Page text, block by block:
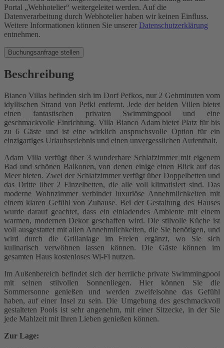
Portal „Webhotelier“ weitergeleitet werden. Auf die
Datenverarbeitung durch Webhotelier haben wir keinen Einfluss.
Weitere Informationen können Sie unserer Datenschutzerklärung
entnehmen.
Buchungsanfrage stellen
Beschreibung
Bianco Villas befinden sich im Dorf Pefkos, nur 2 Gehminuten vom
idyllischen Strand von Pefki entfernt. Jede der beiden Villen bietet
einen fantastischen privaten Swimmingpool und eine
geschmackvolle Einrichtung. Villa Bianco Adam bietet Platz für bis
zu 6 Gäste und ist eine wirklich anspruchsvolle Option für ein
einzigartiges Urlaubserlebnis und einen unvergesslichen Aufenthalt.
Adam Villa verfügt über 3 wunderbare Schlafzimmer mit eigenem
Bad und schönen Balkonen, von denen einige einen Blick auf das
Meer bieten. Zwei der Schlafzimmer verfügt über Doppelbetten und
das Dritte über 2 Einzelbetten, die alle voll klimatisiert sind. Das
moderne Wohnzimmer verbindet luxuriöse Annehmlichkeiten mit
einem klaren Gefühl von Zuhause. Bei der Gestaltung des Hauses
wurde darauf geachtet, dass ein einladendes Ambiente mit einem
warmen, modernen Dekor geschaffen wird. Die stilvolle Küche ist
voll ausgestattet mit allen Annehmlichkeiten, die Sie benötigen, und
wird durch die Grillanlage im Freien ergänzt, wo Sie sich
kulinarisch verwöhnen lassen können. Die Gäste können im
gesamten Haus kostenloses Wi-Fi nutzen.
Im Außenbereich befindet sich der herrliche private Swimmingpool
mit seinen stilvollen Sonnenliegen. Hier können Sie die
Sommersonne genießen und werden zweifelsohne das Gefühl
haben, auf einer Insel zu sein. Die Umgebung des geschmackvoll
gestalteten Pools ist sehr angenehm, mit einer Sitzecke, in der Sie
jede Mahlzeit mit Ihren Lieben genießen können.
Zur Lage: